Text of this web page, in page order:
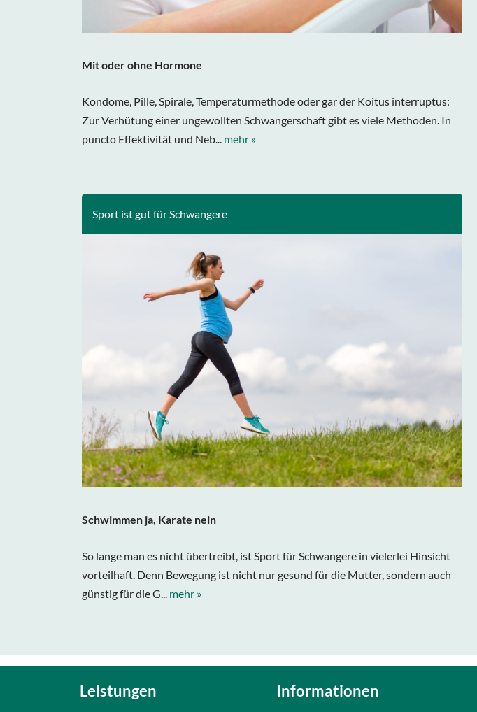
Mit oder ohne Hormone
Kondome, Pille, Spirale, Temperaturmethode oder gar der Koitus interruptus:
Zur Verhütung einer ungewollten Schwangerschaft gibt es viele Methoden. In
puncto Effektivität und Neb... mehr »
Sport ist gut für Schwangere
Schwimmen ja, Karate nein
So lange man es nicht übertreibt, ist Sport für Schwangere in vielerlei Hinsicht
vorteilhaft. Denn Bewegung ist nicht nur gesund für die Mutter, sondern auch
günstig für die G... mehr »
Leistungen Informationen